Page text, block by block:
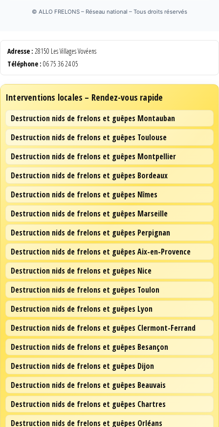
© ALLO FRELONS – Réseau national – Tous droits réservés
Adresse : 28150 Les Villages Vovéens
Téléphone : 06 75 36 24 05
Interventions locales – Rendez-vous rapide
Destruction nids de frelons et guêpes Montauban
Destruction nids de frelons et guêpes Toulouse
Destruction nids de frelons et guêpes Montpellier
Destruction nids de frelons et guêpes Bordeaux
Destruction nids de frelons et guêpes Nîmes
Destruction nids de frelons et guêpes Marseille
Destruction nids de frelons et guêpes Perpignan
Destruction nids de frelons et guêpes Aix-en-Provence
Destruction nids de frelons et guêpes Nice
Destruction nids de frelons et guêpes Toulon
Destruction nids de frelons et guêpes Lyon
Destruction nids de frelons et guêpes Clermont-Ferrand
Destruction nids de frelons et guêpes Besançon
Destruction nids de frelons et guêpes Dijon
Destruction nids de frelons et guêpes Beauvais
Destruction nids de frelons et guêpes Chartres
Destruction nids de frelons et guêpes Orléans